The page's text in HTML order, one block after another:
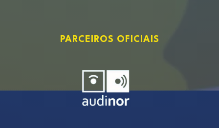
PARCEIROS OFICIAIS